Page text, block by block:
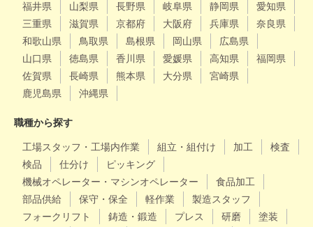
福井県
山梨県 長野県 岐阜県 静岡県
愛知県
三重県
滋賀県 京都府 大阪府 兵庫県
奈良県
和歌山県
鳥取県 島根県 岡山県
広島県
山口県
徳島県 香川県 愛媛県 高知県
福岡県
佐賀県
長崎県 熊本県 大分県
宮崎県
鹿児島県
沖縄県
職種から探す
工場スタッフ・工場内作業 組立・組付け 加工
検査
検品
仕分け
ピッキング
機械オペレーター・マシンオペレーター
食品加工
部品供給
保守・保全 軽作業
製造スタッフ
フォークリフト
鋳造・鍛造 プレス 研磨
塗装